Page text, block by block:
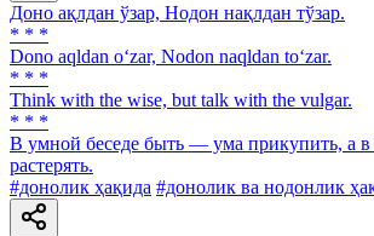
Доно ақлдан ўзар, Нодон нақлдан тўзар.
* * *
Dono aqldan o‘zar, Nodon naqldan to‘zar.
* * *
Think with the wise, but talk with the vulgar.
* * *
В умной беседе быть — ума прикупить, а
растерять.
#донолик ҳақида #донолик ва нодонлик